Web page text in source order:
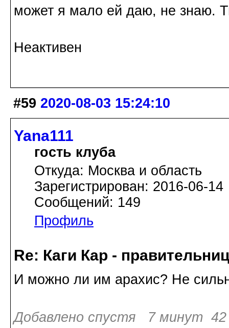
может я мало ей даю, не знаю.
Неактивен
#59 2020-08-03 15:24:10
Yana111
гость клуба
Откуда: Москва и область
Зарегистрирован: 2016-06-14
Сообщений: 149
Профиль
Re: Каги Кар -
И можно ли им арахис? Не
Добавлено спустя 7 минут 42